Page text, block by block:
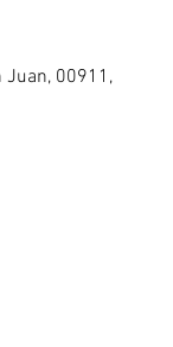
Juan, 00911,